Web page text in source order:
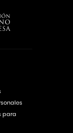
para